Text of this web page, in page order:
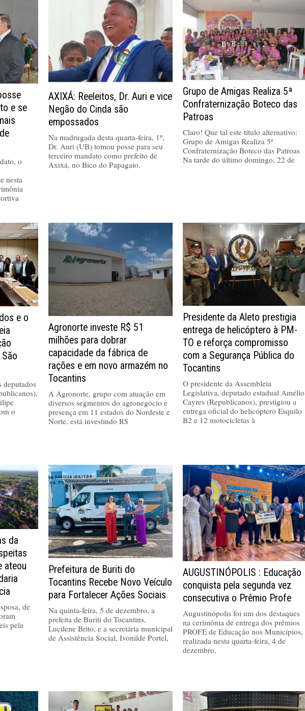
e se
o
nesta
AXIXÁ: Reeleitos, Dr. Auri e vice
Negão do Cinda são
empossados
Na madrugada desta quarta-feira, 1º,
Dr. Auri (UB) tomou posse para seu
terceiro mandato como prefeito de
Axixá, no Bico do Papagaio.
Grupo de Amigas Realiza 5ª
Confraternização Boteco das
Patroas
Claro! Que tal este título alternativo:
Grupo de Amigas Realiza 5ª
Confraternização Boteco das Patroas
Na tarde do último domingo, 22 de
e o
deputados
o
Agronorte investe R$ 51
milhões para dobrar
capacidade da fábrica de
rações e em novo armazém no
Tocantins
A Agronorte, grupo com atuação em
diversos segmentos do agronegócio e
presença em 11 estados do Nordeste e
Norte, está investindo R$
Presidente da Aleto prestigia
entrega de helicóptero à PM-
TO e reforça compromisso
com a Segurança Pública do
Tocantins
O presidente da Assembleia
Legislativa, deputado estadual Amélio
Cayres (Republicanos), prestigiou a
entrega oficial do helicóptero Esquilo
B2 e 12 motocicletas à
da
ateou
de
pela
Prefeitura de Buriti do
Tocantins Recebe Novo Veículo
para Fortalecer Ações Sociais
Na quinta-feira, 5 de dezembro, a
prefeita de Buriti do Tocantins,
Lucilene Brito, e a secretária municipal
de Assistência Social, Ivonilde Portel,
AUGUSTINÓPOLIS : Educação
conquista pela segunda vez
consecutiva o Prêmio Profe
Augustinópolis foi um dos destaques
na cerimônia de entrega dos prêmios
PROFE de Educação nos Municípios,
realizada nesta quarta-feira, 4 de
dezembro,